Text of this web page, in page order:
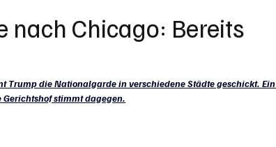
nach Chicago: Bereits
Trump die Nationalgarde in verschiedene Städte geschickt. Ein
Gerichtshof stimmt dagegen.